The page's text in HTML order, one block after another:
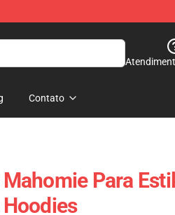
Contato
Para